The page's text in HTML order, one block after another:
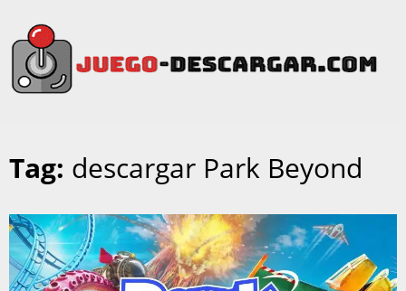
Tag: descargar Park Beyond